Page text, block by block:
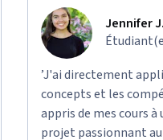
Jennifer J.
’J'ai directement
concepts et les
appris de mes cours à
projet passionnant au